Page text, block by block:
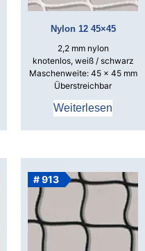
Nylon 12 45×45
2,2 mm nylon
knotenlos, weiß / schwarz
Maschenweite: 45 x 45 mm
Überstreichbar
Weiterlesen
# 913